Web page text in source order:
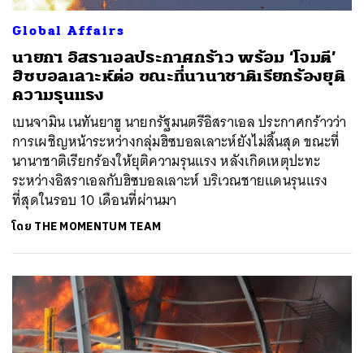
Global Affairs
นายกฯ อิสราเอลประกาศกร้าว พร้อม ‘โจมตี’
ฮิซบอลเลาะห์ต่อ ขณะที่นานาชาติเรียกร้องยุติ
ความรุนแรง
เบนจามิน เนทันยาฮู นายกรัฐมนตรีอิสราเอล ประกาศกร้าวว่า
การเผชิญหน้าระหว่างกลุ่มฮิซบอลเลาะห์ยังไม่สิ้นสุด ขณะที่
นานาชาติเรียกร้องให้ยุติความรุนแรง หลังเกิดเหตุปะทะ
ระหว่างอิสราเอลกับฮิซบอลเลาะห์ บริเวณชายแดนรุนแรง
ที่สุดในรอบ 10 เดือนที่ผ่านมา
โดย THE MOMENTUM TEAM